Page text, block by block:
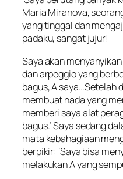
Maria Miranova,
yang tinggal dan
padaku, sangat jujur!
Saya akan menyanyikan
dan arpeggio yang
bagus, A saya…Setelah
membuat nada yang
memberi saya alat
bagus.’ Saya sedang
mata kebahagiaan
berpikir: ‘Saya bisa
melakukan A yang